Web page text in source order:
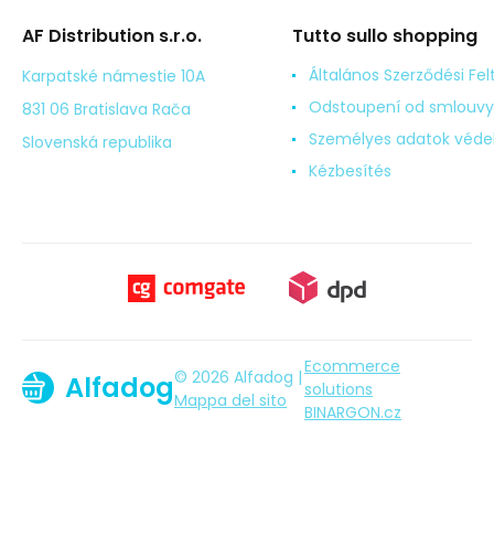
AF Distribution s.r.o.
Karpatské námestie 10A
831 06 Bratislava Rača
Slovenská republika
Tutto sullo shopping
Általános Szerződési
Odstoupení od smlouvy
Személyes adatok
Kézbesítés
Alfadog© 2026 Alfadog |
Mappa del sito
Ecommerce
solutions
BINARGON.cz